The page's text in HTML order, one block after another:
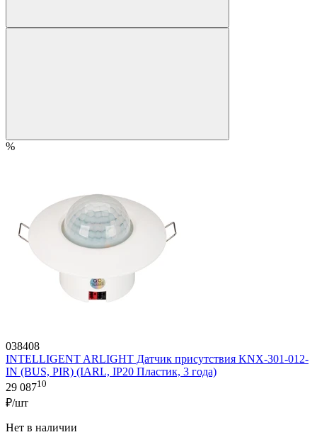
%
038408
INTELLIGENT ARLIGHT Датчик присутствия KNX-301-012-
IN (BUS, PIR) (IARL, IP20 Пластик, 3 года)
29 08710
₽/шт
Нет в наличии